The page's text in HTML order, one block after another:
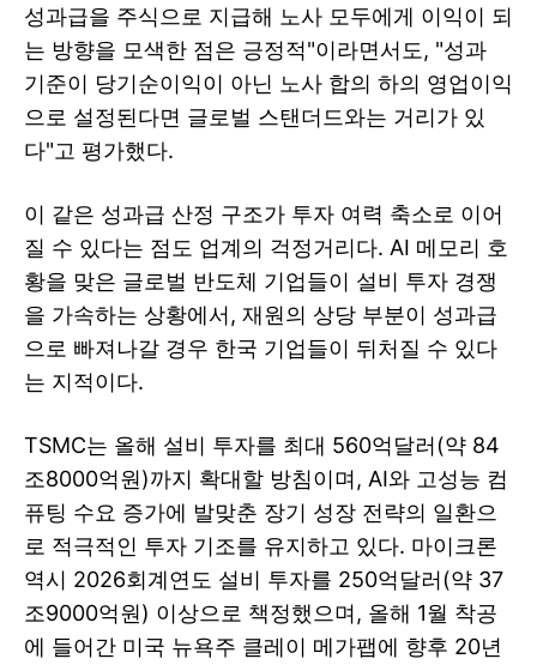
성과급을 주식으로 지급해 노사 모두에게 이익이 되
는 방향을 모색한 점은 긍정적"이라면서도, "성과
기준이 당기순이익이 아닌 노사 합의 하의 영업이익
으로 설정된다면 글로벌 스탠더드와는 거리가 있
다"고 평가했다.
이 같은 성과급 산정 구조가 투자 여력 축소로 이어
질 수 있다는 점도 업계의 걱정거리다. AI 메모리 호
황을 맞은 글로벌 반도체 기업들이 설비 투자 경쟁
을 가속하는 상황에서, 재원의 상당 부분이 성과급
으로 빠져나갈 경우 한국 기업들이 뒤처질 수 있다
는 지적이다.
TSMC는 올해 설비 투자를 최대 560억달러(약 84
조8000억원)까지 확대할 방침이며, AI와 고성능 컴
퓨팅 수요 증가에 발맞춘 장기 성장 전략의 일환으
로 적극적인 투자 기조를 유지하고 있다. 마이크론
역시 2026회계연도 설비 투자를 250억달러(약 37
조9000억원) 이상으로 책정했으며, 올해 1월 착공
에 들어간 미국 뉴욕주 클레이 메가팹에 향후 20년